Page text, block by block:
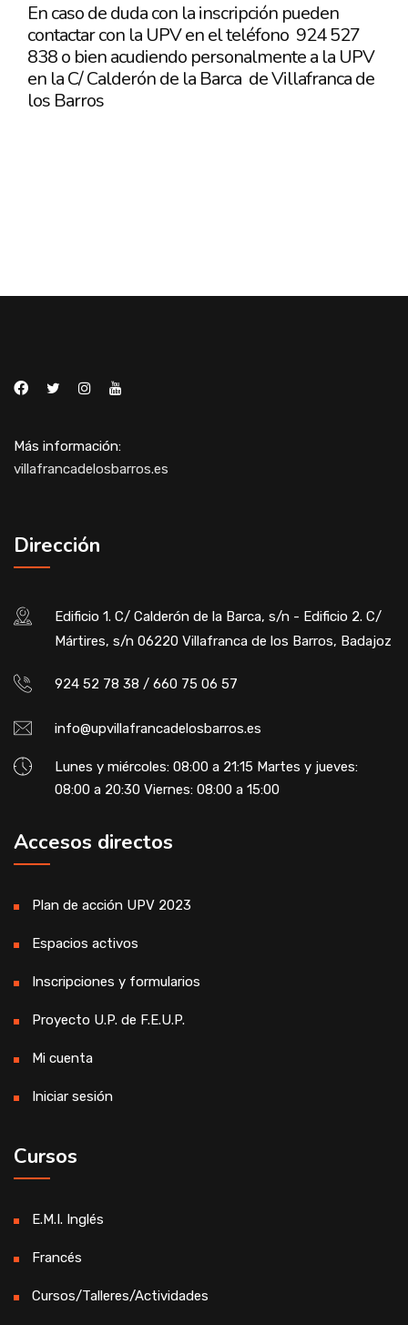
En caso de duda con la inscripción pueden
contactar con la UPV en el teléfono 924 527
838 o bien acudiendo personalmente a la UPV
en la C/ Calderón de la Barca de Villafranca de
los Barros
Más información:
villafrancadelosbarros.es
Dirección
Edificio 1. C/ Calderón de la Barca, s/n - Edificio 2. C/
Mártires, s/n 06220 Villafranca de los Barros, Badajoz
924 52 78 38 / 660 75 06 57
info@upvillafrancadelosbarros.es
Lunes y miércoles: 08:00 a 21:15 Martes y jueves:
08:00 a 20:30 Viernes: 08:00 a 15:00
Accesos directos
Plan de acción UPV 2023
Espacios activos
Inscripciones y formularios
Proyecto U.P. de F.E.U.P.
Mi cuenta
Iniciar sesión
Cursos
E.M.I. Inglés
Francés
Cursos/Talleres/Actividades